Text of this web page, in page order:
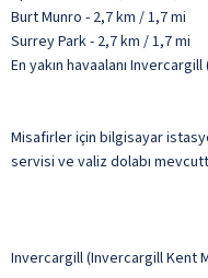
Burt Munro - 2,7 km / 1,7 mi
Surrey Park - 2,7 km / 1,7 mi
En yakın havaalanı Invercargill
Misafirler için bilgisayar
servisi ve valiz dolabı
Invercargill (Invercargill Kent